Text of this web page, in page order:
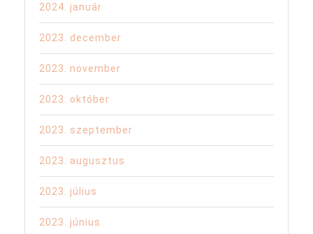
2024. január
2023. december
2023. november
2023. október
2023. szeptember
2023. augusztus
2023. július
2023. június